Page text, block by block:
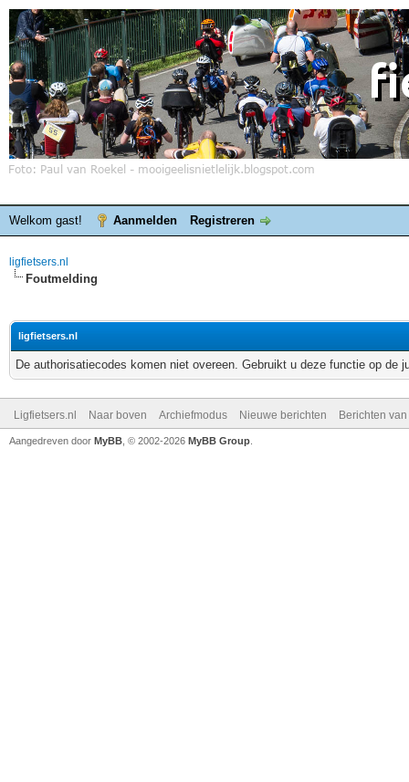
Welkom gast! Aanmelden Registreren
ligfietsers.nl
Foutmelding
ligfietsers.nl
De authorisatiecodes komen niet overeen. Gebruikt u deze functie op de
Ligfietsers.nl Naar boven Archiefmodus Nieuwe berichten Berichten
Aangedreven door MyBB , © 2002-2026 MyBB Group